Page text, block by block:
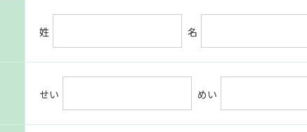
姓 名
せい めい